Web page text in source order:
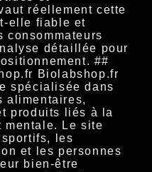
réellement cette
elle fiable et
consommateurs
détaillée pour
##
Biolabshop.fr
spécialisée dans
alimentaires,
produits liés à la
mentale. Le site
les
et les personnes
bien-être